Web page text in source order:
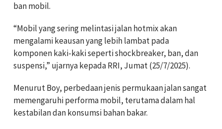
ban mobil.
“Mobil yang sering melintasi jalan hotmix akan
mengalami keausan yang lebih lambat pada
komponen kaki-kaki seperti shockbreaker, ban, dan
suspensi,” ujarnya kepada RRI, Jumat (25/7/2025).
Menurut Boy, perbedaan jenis permukaan jalan sangat
memengaruhi performa mobil, terutama dalam hal
kestabilan dan konsumsi bahan bakar.